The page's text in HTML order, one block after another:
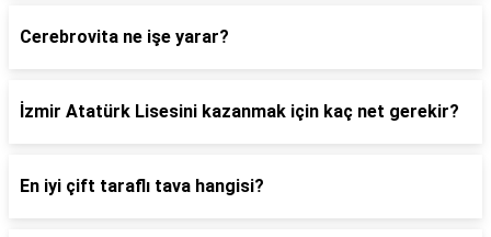
Cerebrovita ne işe yarar?
İzmir Atatürk Lisesini kazanmak için kaç net gerekir?
En iyi çift taraflı tava hangisi?